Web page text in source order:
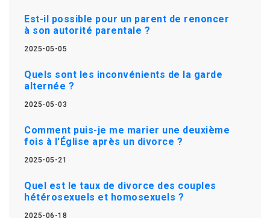
Est-il possible pour un parent de renoncer
à son autorité parentale ?
2025-05-05
Quels sont les inconvénients de la garde
alternée ?
2025-05-03
Comment puis-je me marier une deuxième
fois à l'Église après un divorce ?
2025-05-21
Quel est le taux de divorce des couples
hétérosexuels et homosexuels ?
2025-06-18